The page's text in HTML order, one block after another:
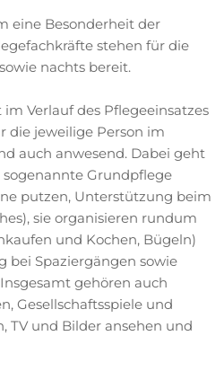
eine Besonderheit der
stehen für die
nachts bereit.
Verlauf des Pflegeeinsatzes
die jeweilige Person im
auch anwesend. Dabei geht
Grundpflege
putzen, Unterstützung beim
sie organisieren rundum
und Kochen, Bügeln)
bei Spaziergängen sowie
gehören auch
Gesellschaftsspiele und
TV und Bilder ansehen und